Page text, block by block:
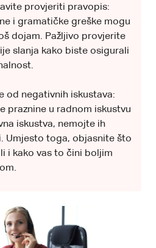
provjeriti pravopis:
i gramatičke greške mogu
dojam. Pažljivo provjerite
slanja kako biste osigurali
od negativnih iskustava:
praznine u radnom iskustvu
iskustva, nemojte ih
Umjesto toga, objasnite što
i kako vas to čini boljim